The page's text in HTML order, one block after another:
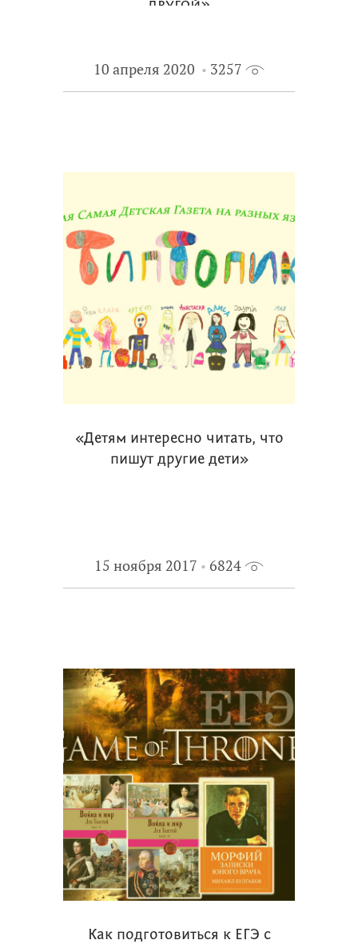
другой»
10 апреля 2020 3257
«Детям интересно читать, что
пишут другие дети»
15 ноября 2017 6824
Как подготовиться к ЕГЭ с